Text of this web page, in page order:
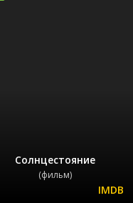
Солнцестояние
(фильм)